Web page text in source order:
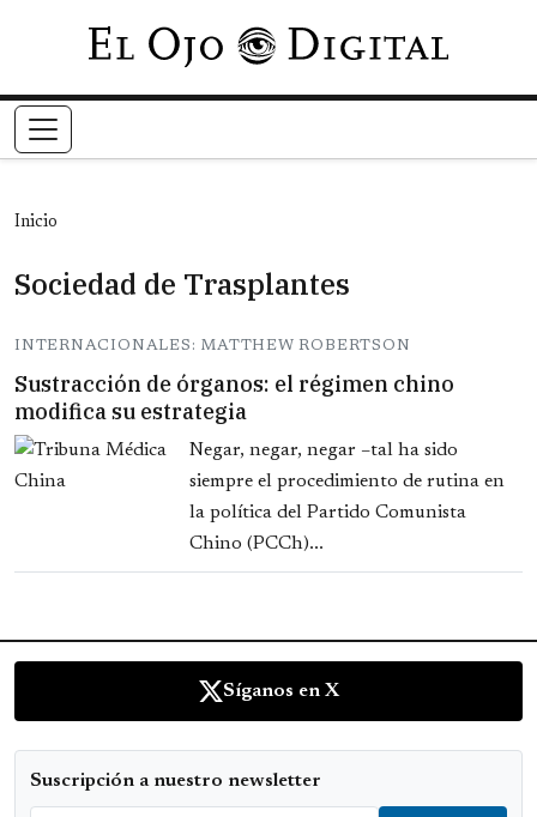
Pasar al contenido principal
Inicio
Sociedad de Trasplantes
INTERNACIONALES: MATTHEW ROBERTSON
Sustracción de órganos: el régimen chino
modifica su estrategia
Negar, negar, negar –tal ha sido
siempre el procedimiento de rutina en
la política del Partido Comunista
Chino (PCCh)...
Síganos en X
Suscripción a nuestro newsletter